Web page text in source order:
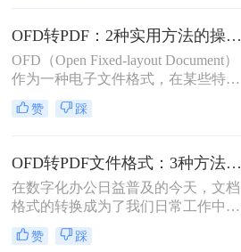
PDF格式，以便于跨平台共享和编
辑。那么OFD转PDF格式怎么弄呢？
本文将介绍两种实用的方法，帮助您
轻松完成OFD到PDF的转换。
OFD转PDF：2种实用方法的操作步骤和格式校验要点！
OFD（Open Fixed-layout Document）
作为一种电子文件格式，在某些特定
领域得到广泛应用。然而，由于兼容
性限制，OFD文件可能无法在所有设
换为PDF格式成为了一个常见的需
求。那么ofd怎么转换成pdf呢？本文
将介绍两种将OFD转换为PDF的方
法。
赞 踩
OFD转PDF文件格式：3种方法的转换速度和格式保留对比！
在数字化办公日益普及的今天，文档
格式的转换成为了我们日常工作中不
可或缺的一部分。其中，OFD（Open
Fixed-layout Document）和
赞 踩